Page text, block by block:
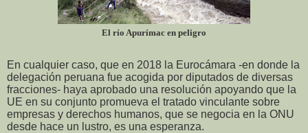
El río Apurímac en peligro
En cualquier caso, que en 2018 la Eurocámara -en donde la
delegación peruana fue acogida por diputados de diversas
fracciones- haya aprobado una resolución apoyando que la
UE en su conjunto promueva el tratado vinculante sobre
empresas y derechos humanos, que se negocia en la ONU
desde hace un lustro, es una esperanza.